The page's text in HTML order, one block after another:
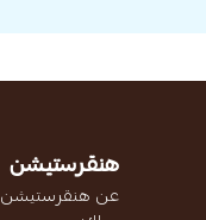
هنقرستيشن
عن هنقرستيشن